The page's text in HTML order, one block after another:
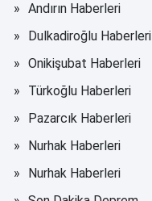
Andırın Haberleri
Dulkadiroğlu Haberleri
Onikişubat Haberleri
Türkoğlu Haberleri
Pazarcık Haberleri
Nurhak Haberleri
Nurhak Haberleri